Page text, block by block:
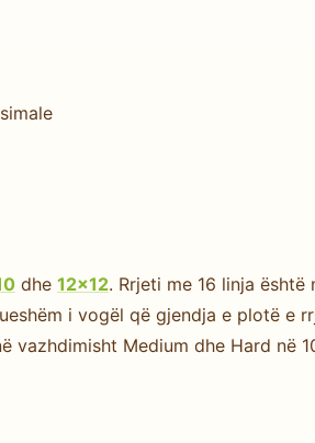
dhe 12×12. Rrjeti me 16 linja
i vogël që gjendja e plotë e
vazhdimisht Medium dhe Hard në